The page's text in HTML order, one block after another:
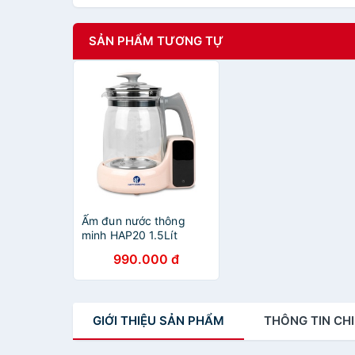
SẢN PHẨM TƯƠNG TỰ
Ấm đun nước thông
minh HAP20 1.5Lít
990.000 đ
GIỚI THIỆU SẢN PHẨM THÔNG TIN